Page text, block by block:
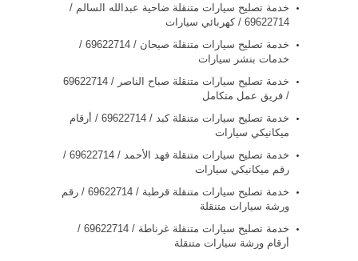
خدمة تصليح سيارات متنقلة ضاحية عبدالله السالم /
69622714‬ / كهربائي سيارات
خدمة تصليح سيارات متنقلة صبحان / 69622714‬ /
خدمات بنشر سيارات
/ فريق عمل متكامل
خدمة تصليح سيارات متنقلة كبد / 69622714‬ / أرقام
ميكانيكي سيارات
خدمة تصليح سيارات متنقلة فهد الأحمد / 69622714‬ /
رقم ميكانيكي سيارات
خدمة تصليح سيارات متنقلة قرطبة / 69622714‬ / رقم
ورشة سيارات متنقلة
خدمة تصليح سيارات متنقلة غرناطة / 69622714‬ /
أرقام ورشة سيارات متنقلة